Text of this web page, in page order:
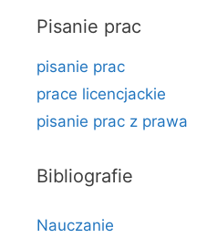
Pisanie prac
pisanie prac
prace licencjackie
pisanie prac z prawa
Bibliografie
Nauczanie